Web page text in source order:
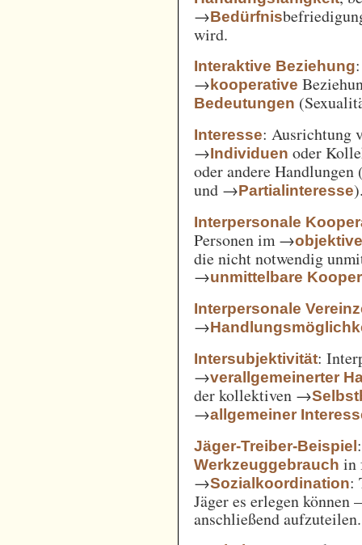
→Bedürfnis
wird.
Interaktive Beziehung
→kooperative
Bedeutungen
Interesse: Ausrichtung
→Individuen oder
oder andere
und →Partialinteresse
Interpersonale
Personen im →
die nicht notwendig
→unmittelbare
Interpersonale
→
Intersubjektivität:
→verallgemeinerter
der kollektiven →
→allgemeiner
Jäger-Treiber-Beispiel
Werkzeuggebrauch in
→Sozialkoordination:
Jäger es erlegen
anschließend aufzuteilen.